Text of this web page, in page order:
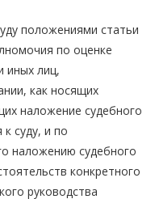
положениями статьи
по оценке
иных лиц,
как носящих
наложение судебного
суду, и по
наложению судебного
конкретного
руководства